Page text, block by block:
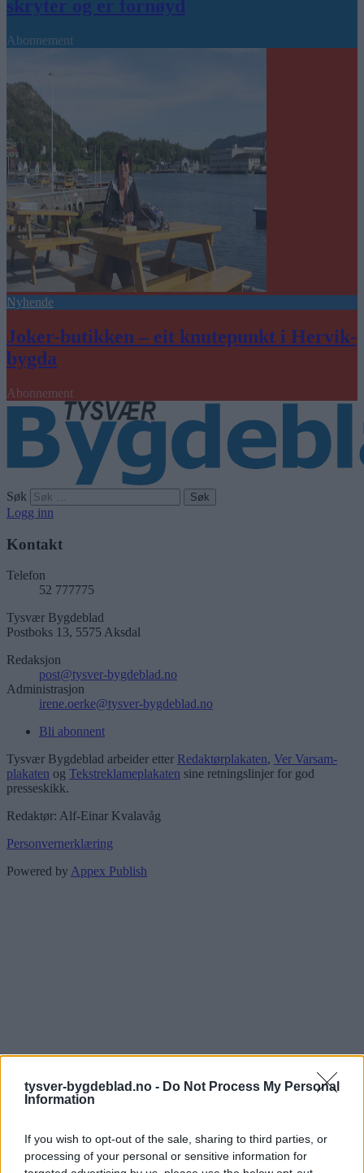
tysver-bygdeblad.no - Do Not Process My Personal
Information
If you wish to opt-out of the sale, sharing to third parties, or
processing of your personal or sensitive information for
skryter og er fornøyd
Abonnement
Nyhende
Joker-butikken – eit knutepunkt i Hervik-
bygda
Abonnement
Søk
Logg inn
Kontakt
Telefon
52 777775
Tysvær Bygdeblad
Postboks 13, 5575 Aksdal
Redaksjon
post@tysver-bygdeblad.no
Administrasjon
irene.oerke@tysver-bygdeblad.no
Bli abonnent
Tysvær Bygdeblad arbeider etter Redaktørplakaten, Ver Varsam-
plakaten og Tekstreklameplakaten sine retningslinjer for god
presseskikk.
Redaktør: Alf-Einar Kvalavåg
Personvernerklæring
Powered byAppex Publish